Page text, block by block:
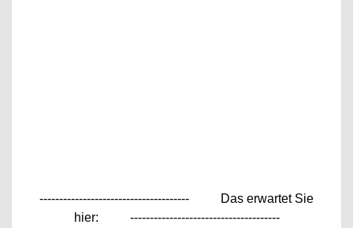
--------------------------------------
Das erwartet Sie
hier: --------------------------------------